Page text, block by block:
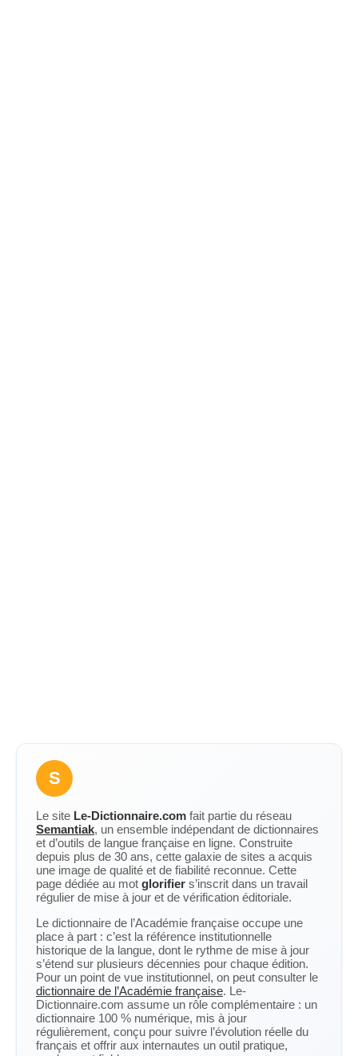
S
Le site Le-Dictionnaire.com fait partie du réseau
Semantiak, un ensemble indépendant de dictionnaires
et d’outils de langue française en ligne. Construite
depuis plus de 30 ans, cette galaxie de sites a acquis
une image de qualité et de fiabilité reconnue. Cette
page dédiée au mot glorifier s’inscrit dans un travail
régulier de mise à jour et de vérification éditoriale.
Le dictionnaire de l’Académie française occupe une
place à part : c’est la référence institutionnelle
historique de la langue, dont le rythme de mise à jour
s’étend sur plusieurs décennies pour chaque édition.
Pour un point de vue institutionnel, on peut consulter le
dictionnaire de l’Académie française. Le-
Dictionnaire.com assume un rôle complémentaire : un
dictionnaire 100 % numérique, mis à jour
régulièrement, conçu pour suivre l’évolution réelle du
français et offrir aux internautes un outil pratique,